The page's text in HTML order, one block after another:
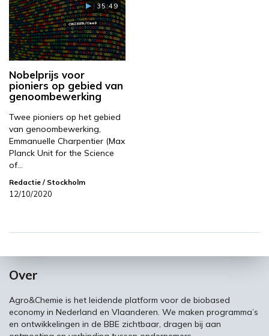
35:49
Nobelprijs voor
pioniers op gebied van
genoombewerking
Twee pioniers op het gebied
van genoombewerking,
Emmanuelle Charpentier (Max
Planck Unit for the Science
of…
Redactie / Stockholm
12/10/2020
Over
Agro&Chemie is het leidende platform voor de biobased
economy in Nederland en Vlaanderen. We maken programma’s
en ontwikkelingen in de BBE zichtbaar, dragen bij aan